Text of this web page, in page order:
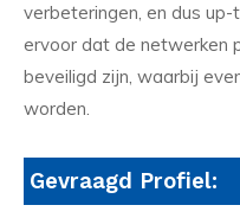
verbeteringen, en dus
ervoor dat de netwerken
beveiligd zijn, waarbij
worden.
Gevraagd Profiel: